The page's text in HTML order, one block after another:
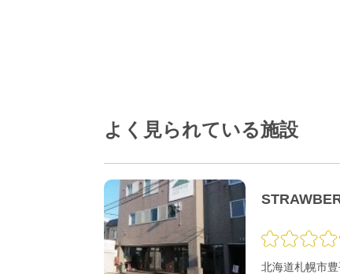
よく見られている施設
北海道札幌市